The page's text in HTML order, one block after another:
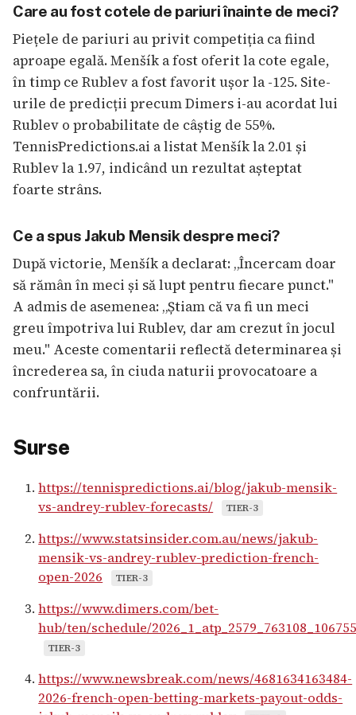
Care au fost cotele de pariuri înainte de meci?
Piețele de pariuri au privit competiția ca fiind
aproape egală. Menšík a fost oferit la cote egale,
în timp ce Rublev a fost favorit ușor la -125. Site-
urile de predicții precum Dimers i-au acordat lui
Rublev o probabilitate de câștig de 55%.
TennisPredictions.ai a listat Menšík la 2.01 și
Rublev la 1.97, indicând un rezultat așteptat
foarte strâns.
Ce a spus Jakub Mensik despre meci?
După victorie, Menšík a declarat: „Încercam doar
să rămân în meci și să lupt pentru fiecare punct."
A admis de asemenea: „Știam că va fi un meci
greu împotriva lui Rublev, dar am crezut în jocul
meu." Aceste comentarii reflectă determinarea și
încrederea sa, în ciuda naturii provocatoare a
confruntării.
Surse
https://tennispredictions.ai/blog/jakub-mensik-
vs-andrey-rublev-forecasts/
TIER-3
https://www.statsinsider.com.au/news/jakub-
mensik-vs-andrey-rublev-prediction-french-
open-2026
TIER-3
https://www.dimers.com/bet-
hub/ten/schedule/
TIER-3
https://www.newsbreak.com/news/4681634163484-
2026-french-open-betting-markets-payout-odds-